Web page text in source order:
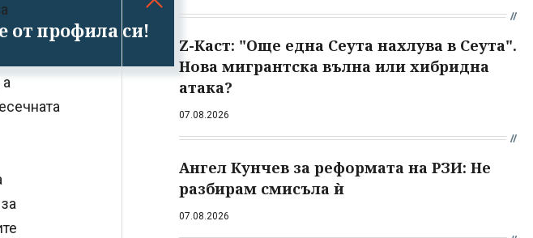
от профила си!
а
Z-Каст: "Още една Сеута нахлува в Сеута".
Нова мигрантска вълна или хибридна
атака?
07.08.2026
Ангел Кунчев за реформата на РЗИ: Не
разбирам смисъла ѝ
07.08.2026